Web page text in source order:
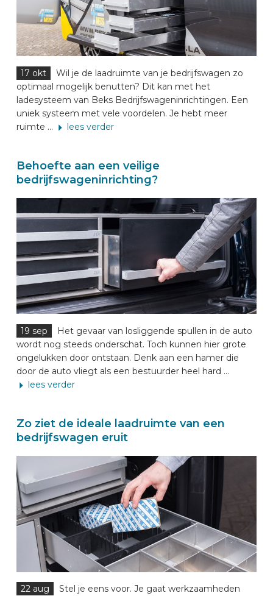
17 okt
Wil je de laadruimte van je bedrijfswagen zo
optimaal mogelijk benutten? Dit kan met het
ladesysteem van Beks Bedrijfswageninrichtingen. Een
uniek systeem met vele voordelen. Je hebt meer
ruimte ...
lees verder
Behoefte aan een veilige
bedrijfswageninrichting?
19 sep
Het gevaar van losliggende spullen in de auto
wordt nog steeds onderschat. Toch kunnen hier grote
ongelukken door ontstaan. Denk aan een hamer die
door de auto vliegt als een bestuurder heel hard ...
lees verder
Zo ziet de ideale laadruimte van een
bedrijfswagen eruit
22 aug
Stel je eens voor. Je gaat werkzaamheden